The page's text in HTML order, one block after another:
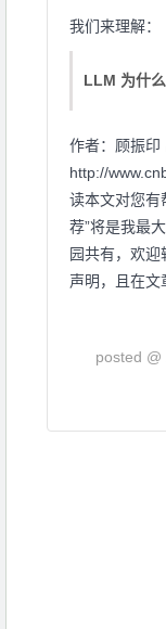
我们来理解：
LLM 为什
作者：顾振印
http://
读本文对您有
荐”将是我最
园共有，欢
声明，且在文
posted @